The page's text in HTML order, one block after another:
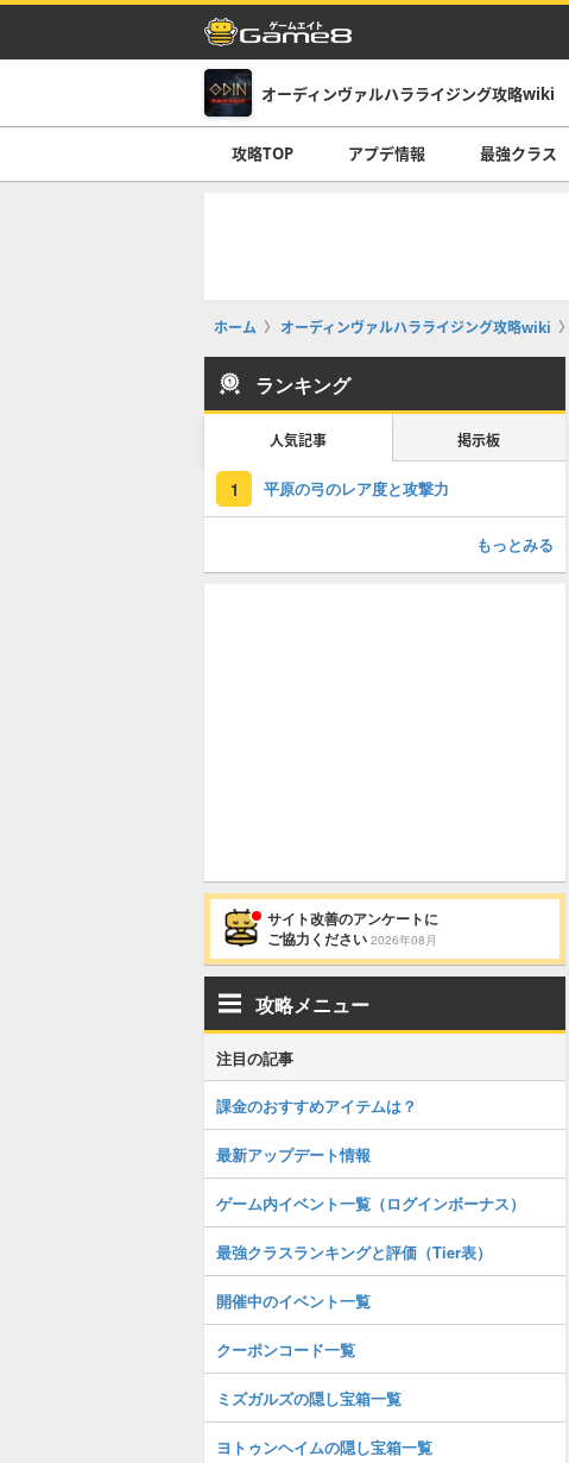
オーディンヴァルハラライジング攻略wiki
攻略TOP アプデ情報 最強クラス
ホーム オーディンヴァルハラライジング攻略wiki
ランキング
人気記事 掲示板
1 平原の弓のレア度と攻撃力
もっとみる
サイト改善のアンケートに
ご協力ください 2026年08月
攻略メニュー
注目の記事
課金のおすすめアイテムは？
最新アップデート情報
ゲーム内イベント一覧（ログインボーナス）
最強クラスランキングと評価（Tier表）
開催中のイベント一覧
クーポンコード一覧
ミズガルズの隠し宝箱一覧
ヨトゥンヘイムの隠し宝箱一覧